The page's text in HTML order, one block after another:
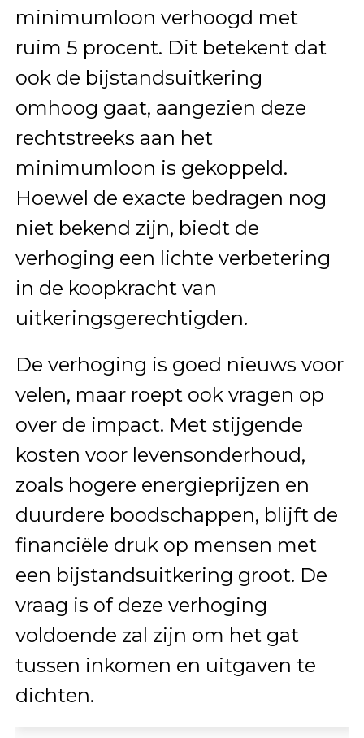
minimumloon verhoogd met
ruim 5 procent. Dit betekent dat
ook de bijstandsuitkering
omhoog gaat, aangezien deze
rechtstreeks aan het
minimumloon is gekoppeld.
Hoewel de exacte bedragen nog
niet bekend zijn, biedt de
verhoging een lichte verbetering
in de koopkracht van
uitkeringsgerechtigden.
De verhoging is goed nieuws voor
velen, maar roept ook vragen op
over de impact. Met stijgende
kosten voor levensonderhoud,
zoals hogere energieprijzen en
duurdere boodschappen, blijft de
financiële druk op mensen met
een bijstandsuitkering groot. De
vraag is of deze verhoging
voldoende zal zijn om het gat
tussen inkomen en uitgaven te
dichten.